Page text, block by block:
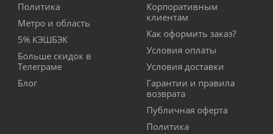
Политика
Метро и область
5% КЭШБЭК
Больше скидок в
Телеграме
Блог
Корпоративным
клиентам
Как оформить заказ?
Условия оплаты
Условия доставки
Гарантии и правила
возврата
Публичная оферта
Политика